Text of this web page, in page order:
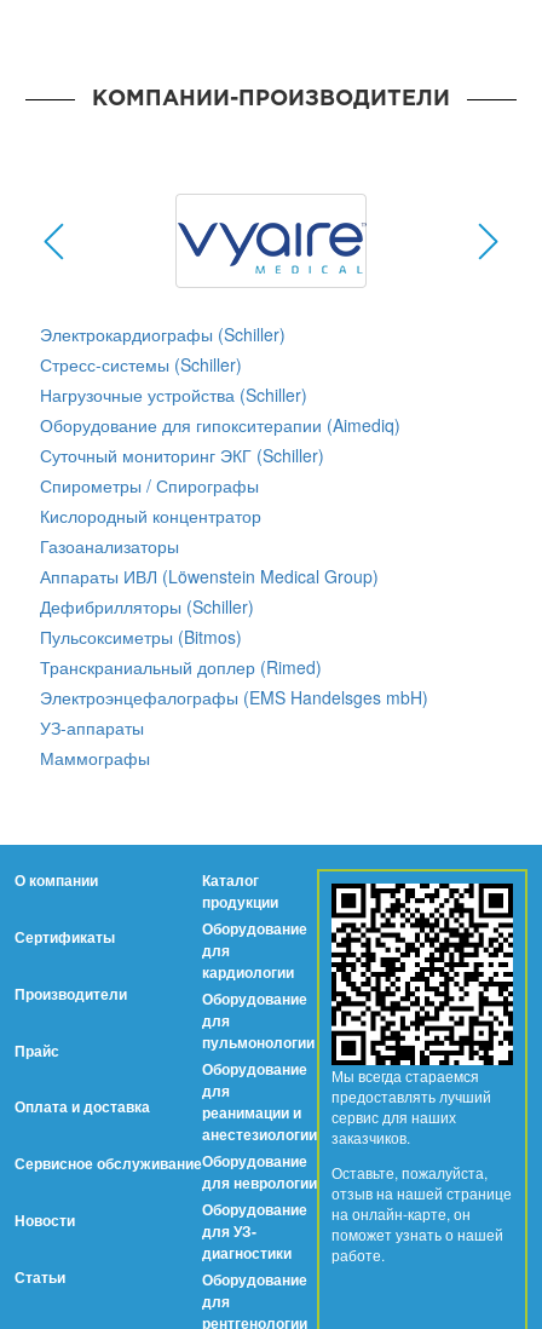
КОМПАНИИ-ПРОИЗВОДИТЕЛИ
Электрокардиографы (Schiller)
Стресс-системы (Schiller)
Нагрузочные устройства (Schiller)
Оборудование для гипокситерапии (Aimediq)
Суточный мониторинг ЭКГ (Schiller)
Спирометры / Спирографы
Кислородный концентратор
Газоанализаторы
Аппараты ИВЛ (Löwenstein Medical Group)
Дефибрилляторы (Schiller)
Пульсоксиметры (Bitmos)
Транскраниальный доплер (Rimed)
Электроэнцефалографы (EMS Handelsges mbH)
УЗ-аппараты
Маммографы
О компании
Сертификаты
Производители
Прайс
Оплата и доставка
Сервисное обслуживание
Новости
Статьи
Каталог
продукции
Оборудование
для
кардиологии
Оборудование
для
пульмонологии
Оборудование
для
реанимации и
анестезиологии
Оборудование
для неврологии
Оборудование
для УЗ-
диагностики
Оборудование
для
рентгенологии
Мы всегда стараемся
предоставлять лучший
сервис для наших
заказчиков.
Оставьте, пожалуйста,
отзыв на нашей странице
на онлайн-карте, он
поможет узнать о нашей
работе.